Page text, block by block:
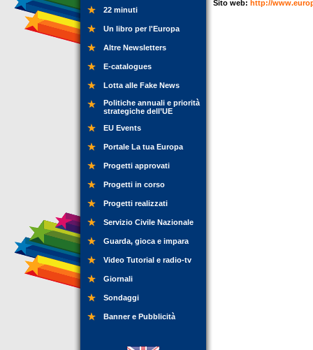
22 minuti
Un libro per l'Europa
Altre Newsletters
E-catalogues
Lotta alle Fake News
Politiche annuali e priorità
strategiche dell’UE
EU Events
Portale La tua Europa
Progetti approvati
Progetti in corso
Progetti realizzati
Servizio Civile Nazionale
Guarda, gioca e impara
Video Tutorial e radio-tv
Giornali
Sondaggi
Banner e Pubblicità
Sito web: http://